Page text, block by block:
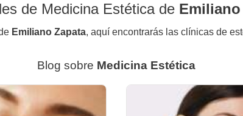
de Medicina Estética de
Emiliano Zapata, aquí encontrarás las clínicas de
Blog sobre Medicina Estética